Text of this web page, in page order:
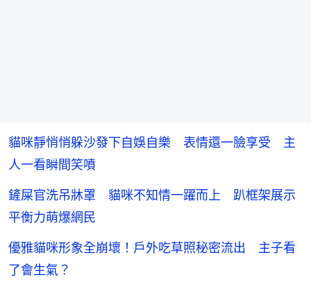
貓咪靜悄悄躲沙發下自娛自樂 表情還一臉享受 主
人一看瞬間笑噴
鏟屎官洗吊牀罩 貓咪不知情一躍而上 趴框架展示
平衡力萌爆網民
優雅貓咪形象全崩壞！戶外吃草照秘密流出 主子看
了會生氣？